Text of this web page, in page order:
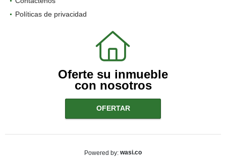
Políticas de privacidad
Oferte su inmueble
con nosotros
OFERTAR
Powered by: wasi.co